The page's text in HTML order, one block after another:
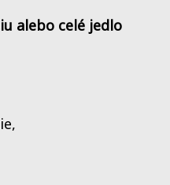
alebo celé jedlo